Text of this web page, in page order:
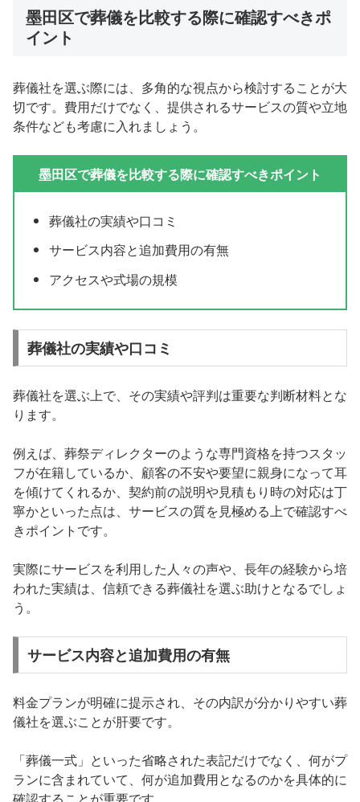
墨田区で葬儀を比較する際に確認すべきポ
イント
葬儀社を選ぶ際には、多角的な視点から検討することが大
切です。費用だけでなく、提供されるサービスの質や立地
条件なども考慮に入れましょう。
墨田区で葬儀を比較する際に確認すべきポイント
葬儀社の実績や口コミ
サービス内容と追加費用の有無
アクセスや式場の規模
葬儀社の実績や口コミ
葬儀社を選ぶ上で、その実績や評判は重要な判断材料とな
ります。
例えば、葬祭ディレクターのような専門資格を持つスタッ
フが在籍しているか、顧客の不安や要望に親身になって耳
を傾けてくれるか、契約前の説明や見積もり時の対応は丁
寧かといった点は、サービスの質を見極める上で確認すべ
きポイントです。
実際にサービスを利用した人々の声や、長年の経験から培
われた実績は、信頼できる葬儀社を選ぶ助けとなるでしょ
う。
サービス内容と追加費用の有無
料金プランが明確に提示され、その内訳が分かりやすい葬
儀社を選ぶことが肝要です。
「葬儀一式」といった省略された表記だけでなく、何がプ
ランに含まれていて、何が追加費用となるのかを具体的に